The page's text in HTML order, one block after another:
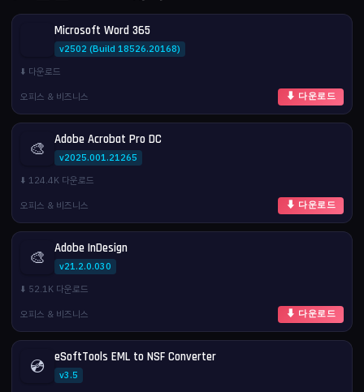
Microsoft Word 365
v2502 (Build 18526.20168)
⬇️ 다운로드
오피스 & 비즈니스
⬇ 다운로드
🎨 Adobe Acrobat Pro DC
v2025.001.21265
⬇️ 124.4K 다운로드
오피스 & 비즈니스
⬇ 다운로드
🎨 Adobe InDesign
v21.2.0.030
⬇️ 52.1K 다운로드
오피스 & 비즈니스
⬇ 다운로드
💿 eSoftTools EML to NSF Converter
v3.5